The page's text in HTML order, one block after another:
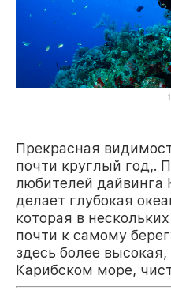
Прекрасная
почти круглый год,.
любителей дайвинга
делает глубокая
которая в
почти к самому
здесь более
Карибском море,